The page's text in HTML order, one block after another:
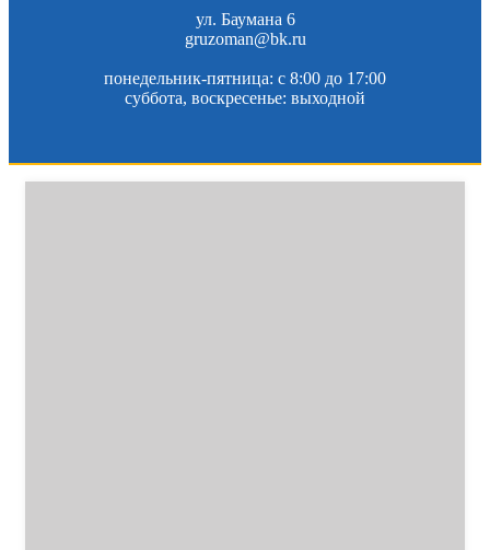
ул. Баумана 6
gruzoman@bk.ru
понедельник-пятница: c 8:00 до 17:00
суббота, воскресенье: выходной